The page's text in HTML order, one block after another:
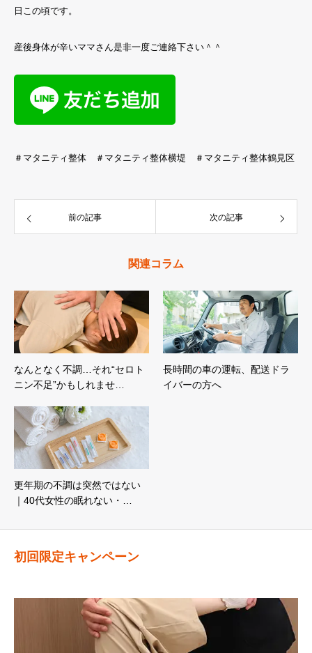
日この頃です。
産後身体が辛いママさん是非一度ご連絡下さい＾＾
＃マタニティ整体 ＃マタニティ整体横堤 ＃マタニティ整体鶴見区
前の記事 次の記事
関連コラム
なんとなく不調…それ“セロト
ニン不足”かもしれませ…
長時間の車の運転、配送ドラ
イバーの方へ
更年期の不調は突然ではない
｜40代女性の眠れない・…
初回限定キャンペーン